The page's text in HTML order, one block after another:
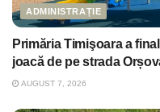
ADMINISTRAȚIE
Primăria Timişoara a
joacă de pe strada
AUGUST 7, 2026